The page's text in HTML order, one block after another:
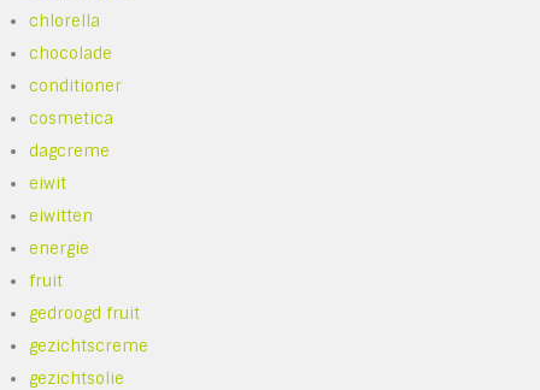
chlorella
chocolade
conditioner
cosmetica
dagcreme
eiwit
eiwitten
energie
fruit
gedroogd fruit
gezichtscreme
gezichtsolie